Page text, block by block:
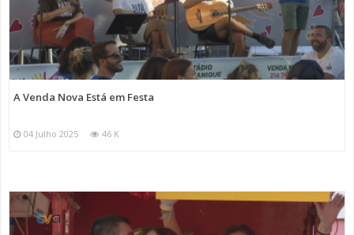
A Venda Nova Está em Festa
04 Julho 2025 46 K